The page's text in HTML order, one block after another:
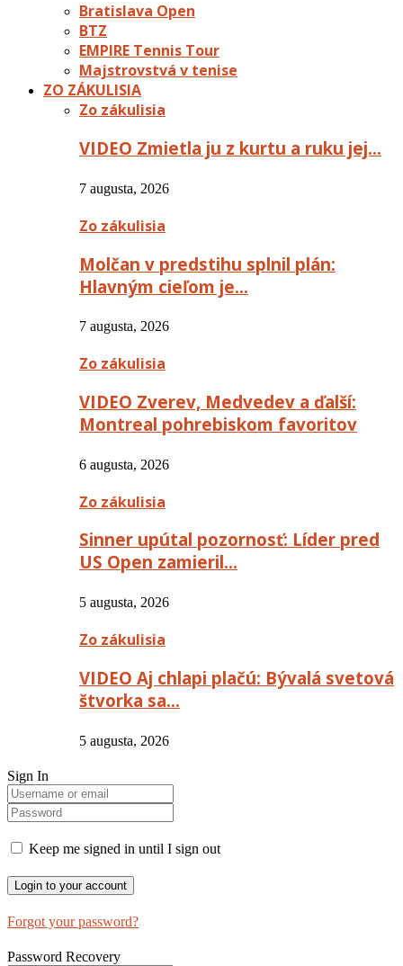
Bratislava Open
BTZ
EMPIRE Tennis Tour
Majstrovstvá v tenise
ZO ZÁKULISIA
Zo zákulisia
VIDEO Zmietla ju z kurtu a ruku jej…
7 augusta, 2026
Zo zákulisia
Molčan v predstihu splnil plán:
Hlavným cieľom je…
7 augusta, 2026
Zo zákulisia
VIDEO Zverev, Medvedev a ďalší:
Montreal pohrebiskom favoritov
6 augusta, 2026
Zo zákulisia
Sinner upútal pozornosť: Líder pred
US Open zamieril…
5 augusta, 2026
Zo zákulisia
VIDEO Aj chlapi plačú: Bývalá svetová
štvorka sa…
5 augusta, 2026
Sign In
Keep me signed in until I sign out
Forgot your password?
Password Recovery